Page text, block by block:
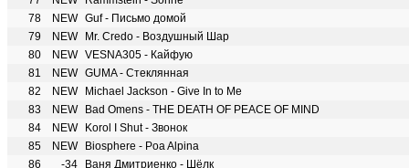
78
NEW Guf - Письмо домой
79
NEW
Mr. Credo - Воздушный Шар
80
NEW VESNA305 - Кайфую
81
NEW GUMA - Стеклянная
82
NEW
Michael Jackson - Give In to Me
83
NEW
Bad Omens - THE DEATH OF PEACE OF MIND
84
NEW
Korol I Shut - Звонок
85
NEW
Biosphere - Poa Alpina
86
-34
Ваня Дмитриенко - Шёлк